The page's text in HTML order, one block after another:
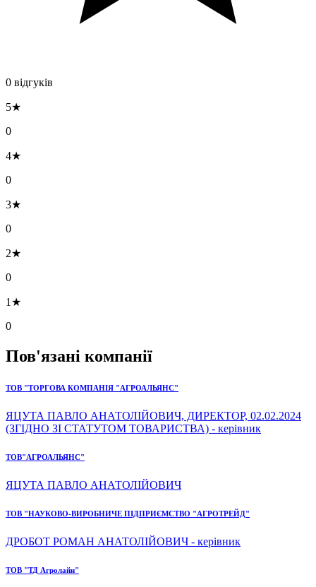
0 відгуків
5★
0
4★
0
3★
0
2★
0
1★
0
Пов'язані компанії
ТОВ "ТОРГОВА КОМПАНІЯ "АГРОАЛЬЯНС"
ЯЦУТА ПАВЛО АНАТОЛІЙОВИЧ, ДИРЕКТОР, 02.02.2024
(ЗГІДНО ЗІ СТАТУТОМ ТОВАРИСТВА) - керівник
ТОВ"АГРОАЛЬЯНС"
ЯЦУТА ПАВЛО АНАТОЛІЙОВИЧ
ТОВ "НАУКОВО-ВИРОБНИЧЕ ПІДПРИЄМСТВО "АГРОТРЕЙД"
ДРОБОТ РОМАН АНАТОЛІЙОВИЧ - керівник
ТОВ "ТД Агролайн"